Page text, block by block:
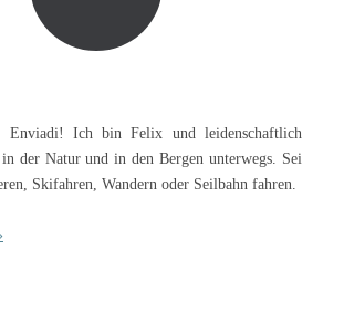
Enviadi! Ich bin Felix und leidenschaftlich
der Natur und in den Bergen unterwegs. Sei
Skifahren, Wandern oder Seilbahn fahren.